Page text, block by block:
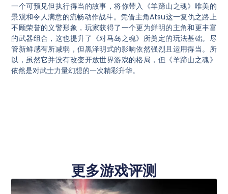
一个可预见但执行得当的故事，将你带入《羊蹄山之魂》唯美的
景观和令人满意的流畅动作战斗。凭借主角Atsu这一复仇之路上
不顾荣誉的义警形象，玩家获得了一个更为鲜明的主角和更丰富
的武器组合，这也提升了《对马岛之魂》所奠定的玩法基础。尽
管新鲜感有所减弱，但黑泽明式的影响依然强烈且运用得当。所
以，虽然它并没有改变开放世界游戏的格局，但《羊蹄山之魂》
依然是对武士力量幻想的一次精彩升华。
更多游戏评测